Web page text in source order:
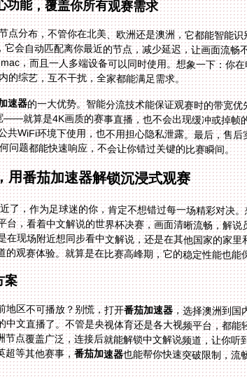
功能，覆盖你所有观赛需求
点分布，不管你在北美、欧洲还是澳洲，它都能智能
界杯中文直播，它会自动匹配离你最近的节点，减少延迟，让
、Windows、mac，而且一人多端设备可以同时使用。想象一
的综艺，互不干扰，全家都能满足需求。
速器的一大优势。智能分流技术能保证观赛时的带宽
线，还能给你独享100M带宽——就算是4K画质的赛事直播，也不会出
传输和加密处理，就算你在公共WiFi环境下使用，也不用担心隐私泄露
问题都能快速响应，不会让你错过关键的比赛瞬间。
用番茄加速器解锁沉浸式观赛
了，作为足球迷的你，肯定不想错过每一场精彩对决
台，看着中文解说的世界杯决赛，画面清晰流畅，解
在现场附近想同步看中文解说，还是在其他国家的家里
的观赛体验。就算是在比赛高峰期，它的稳定性能也
案
地区不可播放？别慌，打开番茄加速器，选择澳洲到国
入国内直播平台，看世界杯的中文直
节点覆盖广泛，连接后就能解锁中文解说频道，让你听
超等其他赛事，番茄加速器也能帮你快速突破限制，流